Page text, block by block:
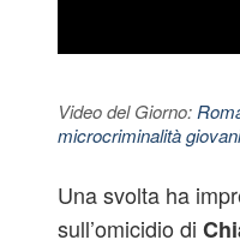
Video del Giorno:
microcriminalità
Una svolta ha
sull’omicidio di